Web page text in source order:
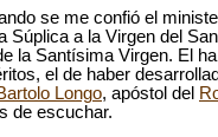
se me confió el
Súplica a la Virgen del
la Santísima Virgen. El
el de haber
Longo, apóstol del
de escuchar.